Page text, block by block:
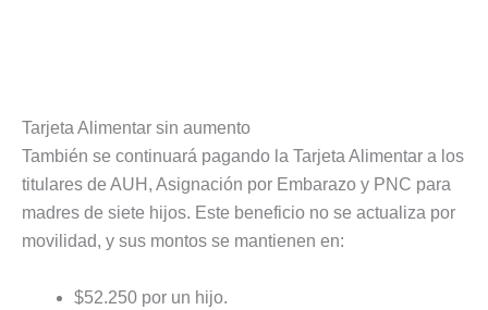
Tarjeta Alimentar sin aumento
También se continuará pagando la Tarjeta Alimentar a los
titulares de AUH, Asignación por Embarazo y PNC para
madres de siete hijos. Este beneficio no se actualiza por
movilidad, y sus montos se mantienen en:
$52.250 por un hijo.